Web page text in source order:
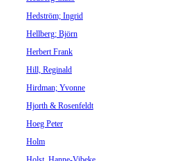
Hedström; Ingrid
Hellberg; Björn
Herbert Frank
Hill, Reginald
Hirdman; Yvonne
Hjorth & Rosenfeldt
Hoeg Peter
Holm